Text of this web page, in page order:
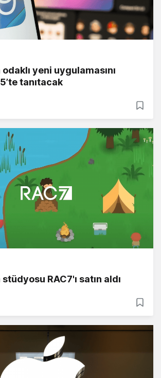
yeni uygulamasını
tanıtacak
RAC7'ı satın aldı